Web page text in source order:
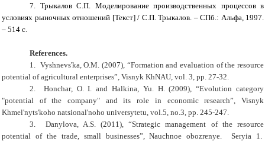
7.
Трыкалов С.П. Моделирование производственных процессов в
условиях рыночных отношений [Текст] / С.П. Трыкалов. – СПб.: Альфа, 1997.
– 514 с.
References.
1. Vyshnevs'ka O.M. (2007), “Formation and evaluation of the resource
potential of agricultural enterprises”, Visnyk KhNAU , vol. 3 , pp . 27-32.
2. Honchar, O. I.andHalkina Yu. H.(2009), “Evolution category
"potential of the company" and its role in economic research”,Visnyk
Khmel'nyts'koho natsional'noho universytetu , vol. 5 , no .3 , pp . 245-247.
3. Danylova
A.S.(2011), “Strategic management of the resource
potential of the trade, small businesses”,
Nauchnoe obozrenye. Seryia 1.